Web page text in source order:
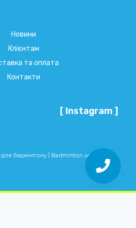
Новини
Клієнтам
та оплата
Контакти
[ Instagram ]
бадмінтону | Badminton.ua © 2026